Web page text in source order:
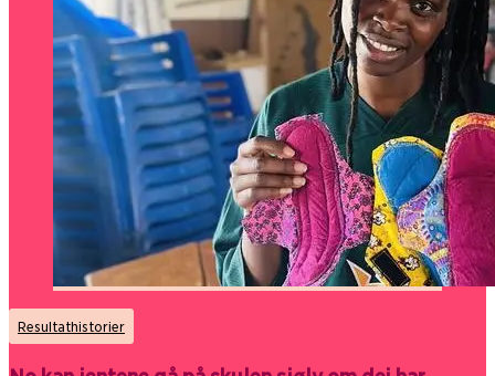
Resultathistorier